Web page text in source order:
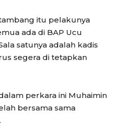
itu pelakunya
ada di BAP Ucu
satunya adalah kadis
segera di tetapkan
perkara ini Muhaimin
bersama sama